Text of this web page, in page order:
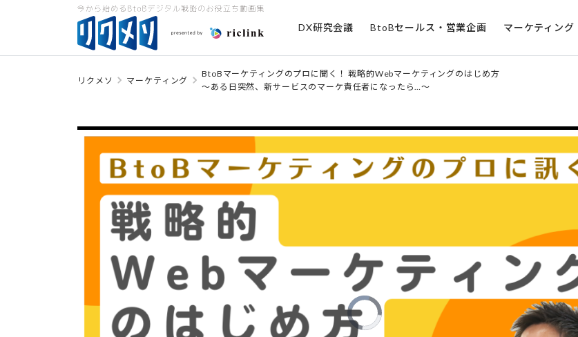
DX研究会議 BtoBセールス・営業企画 マーケティング
リクメソ マーケティング
BtoBマーケティングのプロに聞く！ 戦略的Webマーケティングのはじめ方
～ある日突然、新サービスのマーケ責任者になったら…～